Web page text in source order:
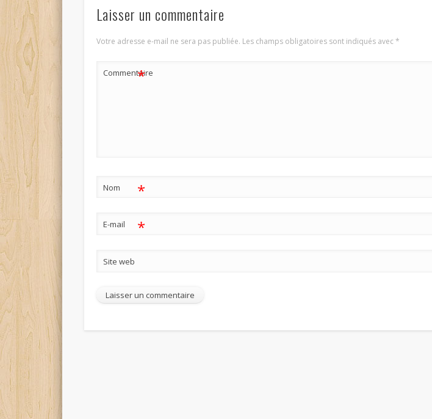
Laisser un commentaire
Votre adresse e-mail ne sera pas publiée. Les champs obligatoires sont indiqués avec*
Commentaire
*
Nom *
E-mail *
Site web